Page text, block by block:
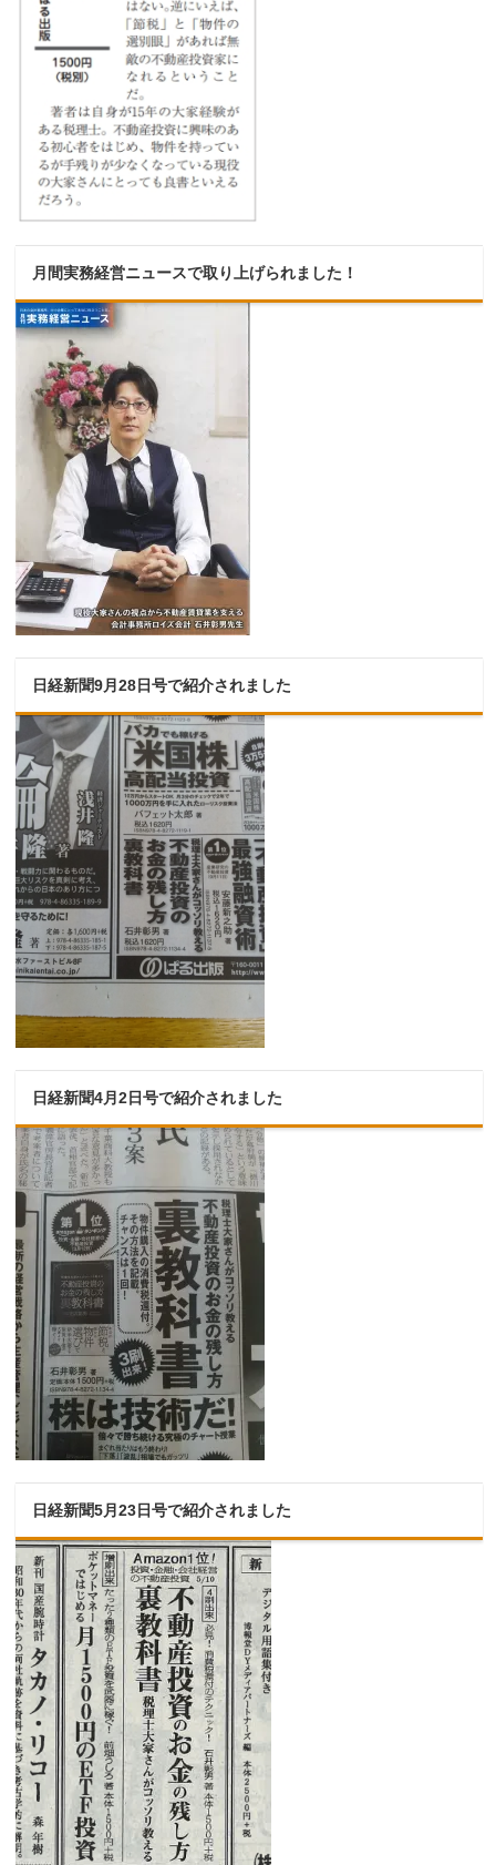
月間実務経営ニュースで取り上げられました！
日経新聞9月28日号で紹介されました
日経新聞4月2日号で紹介されました
日経新聞5月23日号で紹介されました